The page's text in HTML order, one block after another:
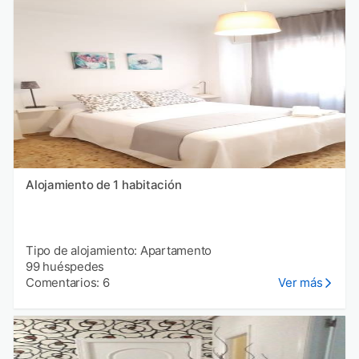
Alojamiento de 1 habitación
Tipo de alojamiento: Apartamento
99 huéspedes
Comentarios: 6
Ver más